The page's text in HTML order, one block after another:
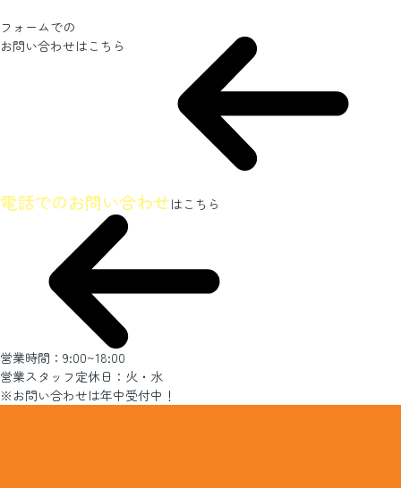
フォームでの
お問い合わせはこちら
電話でのお問い合わせはこちら
営業時間：9:00~18:00
営業スタッフ定休日：火・水
※お問い合わせは年中受付中！